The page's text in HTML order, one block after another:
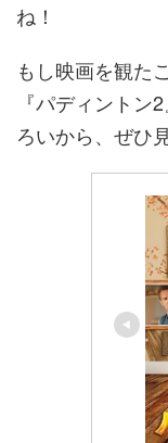
ね！
もし映画を観た
『パディントン
ろいから、ぜひ